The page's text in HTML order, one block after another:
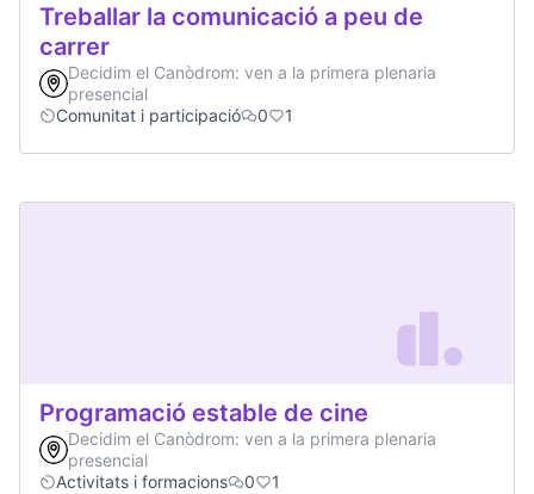
Treballar la comunicació a peu de
carrer
Decidim el Canòdrom: ven a la primera plenaria
presencial
Comunitat i participació
0 1
Programació estable de cine
Decidim el Canòdrom: ven a la primera plenaria
presencial
Activitats i formacions
0 1